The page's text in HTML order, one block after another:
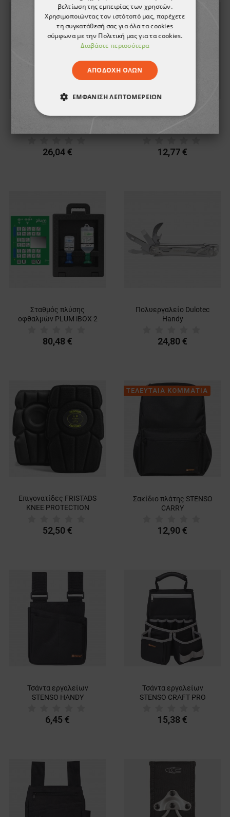
26,04 €
Τηλεχειριστήριο για
12,77 €
Σταθμός πλύσης
οφθαλμών PLUM iBOX 2
80,48 €
Πολυεργαλείο Dulotec
Handy
24,80 €
Επιγονατίδες FRISTADS
KNEE PROTECTION
52,50 €
ΤΕΛΕΥΤΑΙΑ ΚΟΜΜΑΤΙΑ
Σακίδιο πλάτης STENSO
CARRY
12,90 €
Τσάντα εργαλείων
STENSO HANDY
6,45 €
Τσάντα εργαλείων
STENSO CRAFT PRO
15,38 €
βελτίωση της εμπειρίας των χρηστών.
Χρησιμοποιώντας τον ιστότοπό μας, παρέχετε
τη συγκατάθεσή σας για όλα τα cookies
σύμφωνα με την Πολιτική μας για τα cookies.
Διαβάστε περισσότερα
ΑΠΟΔΟΧΉ ΌΛΩΝ
ΕΜΦΆΝΙΣΗ ΛΕΠΤΟΜΕΡΕΙΏΝ
ΑΠΟΛΎΤΩΣ ΑΠΑΡΑΊΤΗΤΑ